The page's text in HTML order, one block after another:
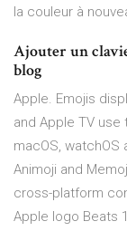
la couleur à
Ajouter un
blog
Apple. Emojis
and Apple TV use
macOS,
Animoji and
cross-platform
Apple logo Beats